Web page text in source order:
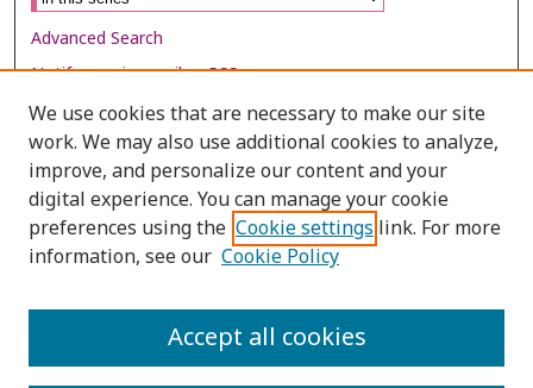
Advanced Search
Notify me via email orRSS
Browse
Collections
Disciplines
Authors
We use cookies that are necessary to make our site
work. We may also use additional cookies to analyze,
improve, and personalize our content and your
digital experience. You can manage your cookie
preferences using the Cookie settings link. For more
information, see our Cookie Policy
Accept all cookies